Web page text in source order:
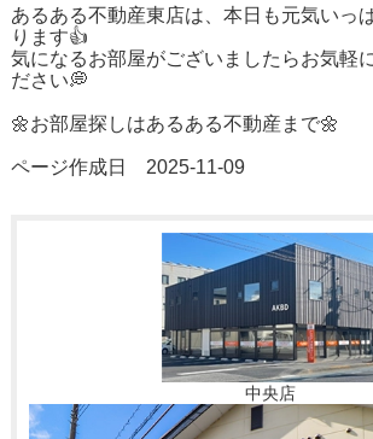
あるある不動産東店は、本日も元気いっ
ります👍
気になるお部屋がございましたらお気軽
ださい💭
🌼お部屋探しはあるある不動産まで🌼
ページ作成日 2025-11-09
中央店